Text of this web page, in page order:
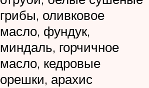
грибы, оливковое
масло, фундук,
миндаль, горчичное
масло, кедровые
орешки, арахис